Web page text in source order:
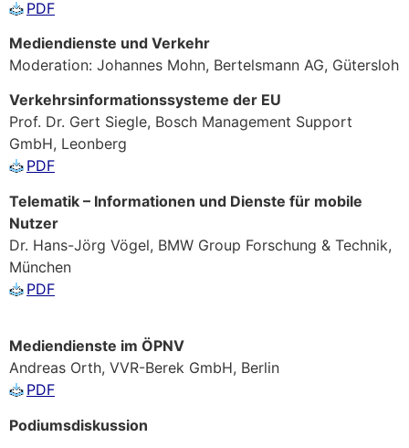
PDF
Mediendienste und Verkehr
Moderation: Johannes Mohn, Bertelsmann AG, Gütersloh
Verkehrsinformationssysteme der EU
Prof. Dr. Gert Siegle, Bosch Management Support
GmbH, Leonberg
PDF
Telematik – Informationen und Dienste für mobile
Nutzer
Dr. Hans-Jörg Vögel, BMW Group Forschung & Technik,
München
PDF
Mediendienste im ÖPNV
Andreas Orth, VVR-Berek GmbH, Berlin
PDF
Podiumsdiskussion